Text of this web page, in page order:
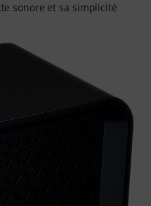
sonore et sa simplicité